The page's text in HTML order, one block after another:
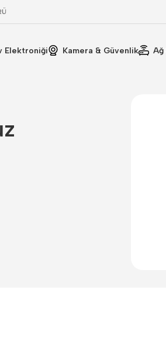
Elektroniği Kamera & Güvenlik Ağ